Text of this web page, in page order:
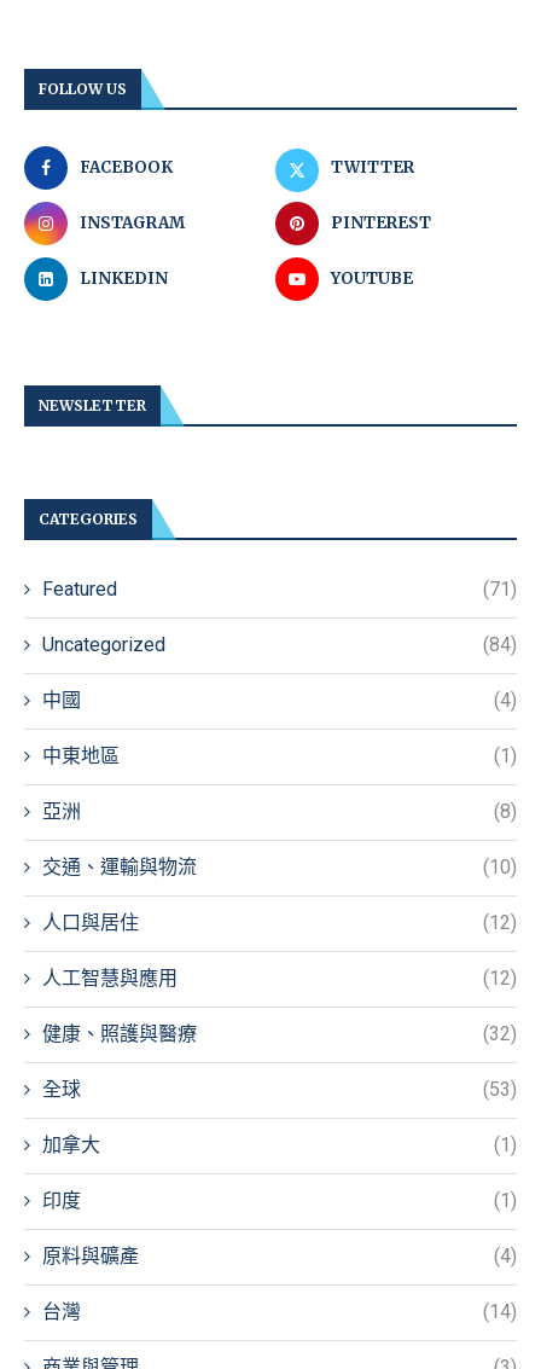
FOLLOW US
FACEBOOK TWITTER
INSTAGRAM PINTEREST
LINKEDIN YOUTUBE
NEWSLETTER
CATEGORIES
Featured (71)
Uncategorized (84)
中國 (4)
中東地區 (1)
亞洲 (8)
交通、運輸與物流 (10)
人口與居住 (12)
人工智慧與應用 (12)
健康、照護與醫療 (32)
全球 (53)
加拿大 (1)
印度 (1)
原料與礦產 (4)
台灣 (14)